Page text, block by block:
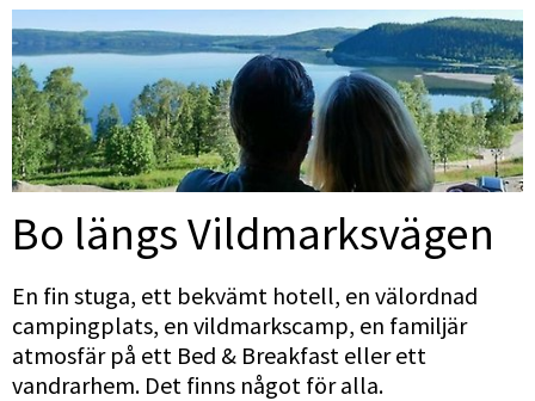
Bo längs Vildmarksvägen
En fin stuga, ett bekvämt hotell, en välordnad
campingplats, en vildmarkscamp, en familjär
atmosfär på ett Bed & Breakfast eller ett
vandrarhem. Det finns något för alla.